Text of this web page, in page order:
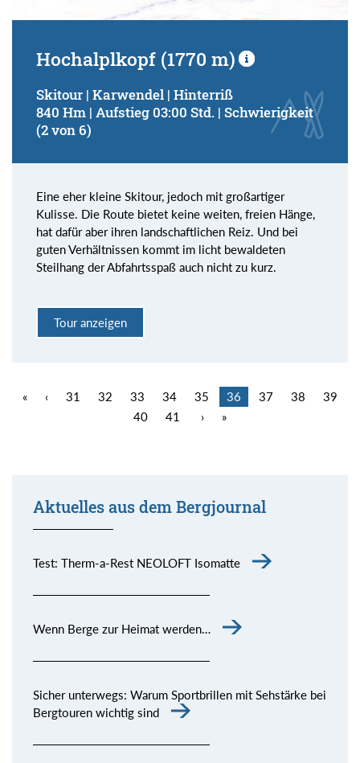
Hochalplkopf (1770 m)
Skitour | Karwendel | Hinterriß
840 Hm | Aufstieg 03:00 Std. | Schwierigkeit
(2 von 6)
Eine eher kleine Skitour, jedoch mit großartiger
Kulisse. Die Route bietet keine weiten, freien Hänge,
hat dafür aber ihren landschaftlichen Reiz. Und bei
guten Verhältnissen kommt im licht bewaldeten
Steilhang der Abfahrtsspaß auch nicht zu kurz.
Tour anzeigen
« ‹ 31 32 33 34 35 36 37 38
39
40
41 › »
Aktuelles aus dem Bergjournal
Test: Therm-a-Rest NEOLOFT Isomatte
Wenn Berge zur Heimat werden…
Sicher unterwegs: Warum Sportbrillen mit Sehstärke bei
Bergtouren wichtig sind